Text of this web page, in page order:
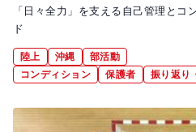
「日々全力」を支える自己管理とコ
ド
陸上 沖縄
部活動
コンディション
保護者 振り返り